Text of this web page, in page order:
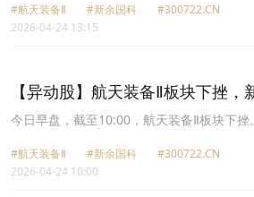
卫星(600118.CN)跌6.41%报95.46元，中国
6.15%报35.85元，电科蓝天(688818.CN)跌
#航天装备Ⅱ #新余国科
#300722.CN
2026-04-24 13:15
【异动股】航天装备Ⅱ板块下挫，
(300722.CN)跌5.95%
今日早盘，截至10:00，航天装备Ⅱ板块下
卫通(601698.CN)跌4.53%报36.47元，航天
4.36%报23.93元，中国卫星(600118.CN)跌
#航天装备Ⅱ #新余国科
#300722.CN
2026-04-24 10:00